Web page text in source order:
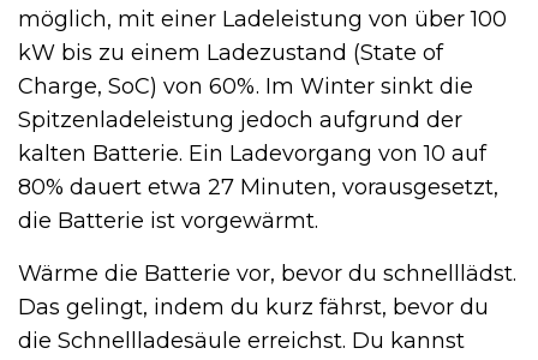
möglich, mit einer Ladeleistung von über 100
kW bis zu einem Ladezustand (State of
Charge, SoC) von 60%. Im Winter sinkt die
Spitzenladeleistung jedoch aufgrund der
kalten Batterie. Ein Ladevorgang von 10 auf
80% dauert etwa 27 Minuten, vorausgesetzt,
die Batterie ist vorgewärmt.
Wärme die Batterie vor, bevor du schnelllädst.
Das gelingt, indem du kurz fährst, bevor du
die Schnellladesäule erreichst. Du kannst